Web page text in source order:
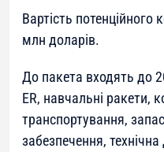
Вартість
млн доларів.
До пакета входять до
ER, навчальні ракети,
транспортування,
забезпечення,